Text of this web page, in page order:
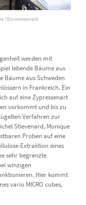
l’Environnement
werden mit
lebende Bäume aus
Bäume aus Schweden
in Frankreich. Ein
auf eine Zypressenart
vorkommt und bis zu
Verfahren zur
Stievenard, Monique
Proben auf eine
Extraktion eines
sehr begrenzte
winzigen
Hier kommt
vario MICRO cubes,